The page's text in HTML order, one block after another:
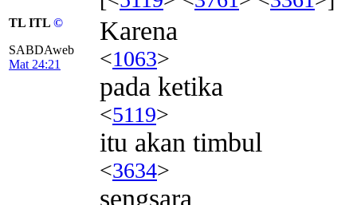
TL ITL ©
SABDAweb
Mat 24:21
Karena
<1063>
pada ketika
<5119>
itu akan timbul
<3634>
sengsara